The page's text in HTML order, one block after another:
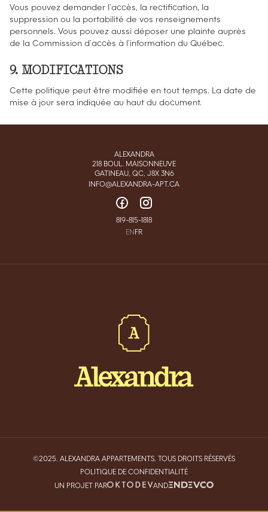
Vous pouvez demander l’accès, la rectification, la
suppression ou la portabilité de vos renseignements
personnels. Vous pouvez aussi déposer une plainte auprès
de la Commission d’accès à l’information du Québec.
9. MODIFICATIONS
Cette politique peut être modifiée en tout temps. La date de
mise à jour sera indiquée au haut du document.
ALEXANDRA
218 BOUL. MAISONNEUVE
GATINEAU, QC, J8X 3N6
INFO@ALEXANDRA-APT.CA
819-815-1818
EN FR
©2025. ALEXANDRA APPARTEMENTS. TOUS DROITS RÉSERVÉS
POLITIQUE DE CONFIDENTIALITÉ
UN PROJET PAR
AND